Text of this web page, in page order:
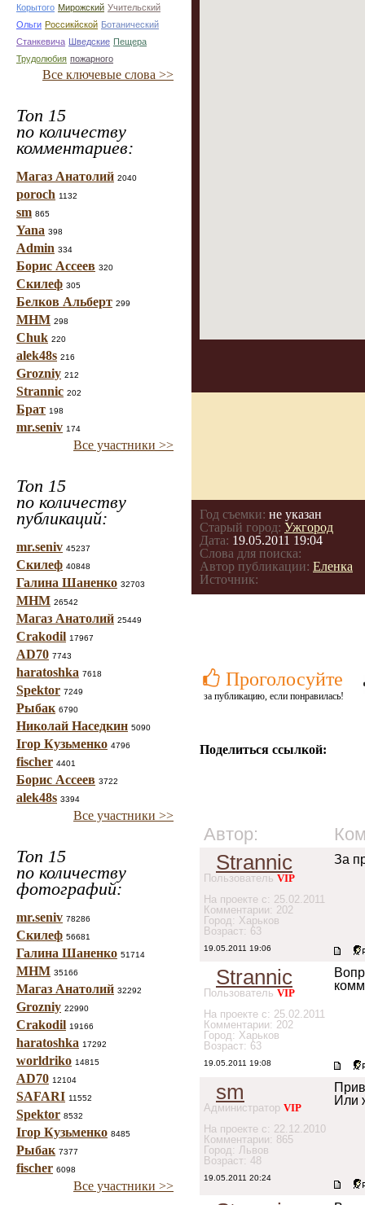
Корытого Мирожский Учительский
Ольги Россикйской Ботанический
Станкевича Шведские Пещера
Трудолюбия пожарного
Все ключевые слова >>
Топ 15
по количеству
комментариев:
Магаз Анатолий 2040
poroch 1132
sm 865
Yana 398
Admin 334
Борис Ассеев 320
Скилеф 305
Белков Альберт 299
МНМ 298
Chuk 220
alek48s 216
Grozniy 212
Strannic 202
Брат 198
mr.seniv 174
Все участники >>
Топ 15
по количеству
публикаций:
mr.seniv 45237
Скилеф 40848
Галина Шаненко 32703
МНМ 26542
Магаз Анатолий 25449
Crakodil 17967
AD70 7743
haratoshka 7618
Spektor 7249
Рыбак 6790
Николай Наседкин 5090
Ігор Кузьменко 4796
fischer 4401
Борис Ассеев 3722
alek48s 3394
Все участники >>
Топ 15
по количеству
фотографий:
mr.seniv 78286
Скилеф 56681
Галина Шаненко 51714
МНМ 35166
Магаз Анатолий 32292
Grozniy 22990
Crakodil 19166
haratoshka 17292
worldriko 14815
AD70 12104
SAFARI 11552
Spektor 8532
Ігор Кузьменко 8485
Рыбак 7377
fischer 6098
Все участники >>
Год съемки: не указан
Старый город: Ужгород
Дата: 19.05.2011 19:04
Слова для поиска:
Автор публикации: Еленка
Источник:
Проголосуйте
за публикацию, если понравилась!
Поделиться ссылкой:
Автор:
Strannic
Пользователь VIP
На проекте с: 25.02.2011
Комментарии: 202
Город: Харьков
Возраст: 63
За
19.05.2011 19:06
Strannic
Пользователь VIP
На проекте с: 25.02.2011
Комментарии: 202
Город: Харьков
Возраст: 63
19.05.2011 19:08
sm
Администратор VIP
На проекте с: 22.12.2010
Комментарии: 865
Город: Львов
Возраст: 48
Или
19.05.2011 20:24